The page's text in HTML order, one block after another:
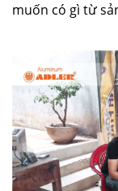
muốn có gì từ